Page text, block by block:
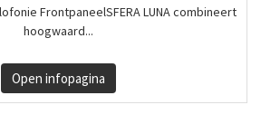
FrontpaneelSFERA LUNA combineert
hoogwaard...
Open infopagina